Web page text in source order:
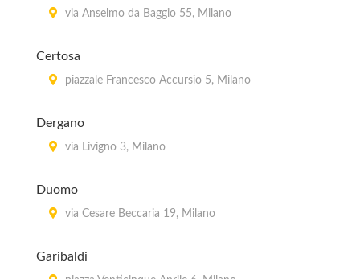
Istituto Ortopedico Gaetano Pini
Ospedale Niguarda Ca' Granda
Ospedale Dei Bambini Vittore Buzzi
via Anselmo da Baggio 55, Milano
Certosa
piazzale Francesco Accursio 5, Milano
Dergano
via Livigno 3, Milano
Duomo
via Cesare Beccaria 19, Milano
Garibaldi